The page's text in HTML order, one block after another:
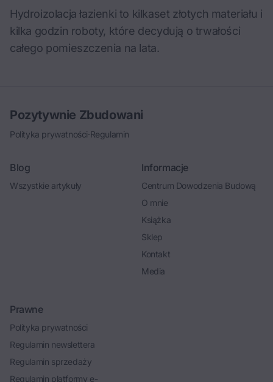
Hydroizolacja łazienki to kilkaset złotych materiału i
kilka godzin roboty, które decydują o trwałości
całego pomieszczenia na lata.
Pozytywnie Zbudowani
Polityka prywatności·Regulamin
Blog
Wszystkie artykuły
Informacje
Centrum Dowodzenia Budową
O mnie
Książka
Sklep
Kontakt
Media
Prawne
Polityka prywatności
Regulamin newslettera
Regulamin sprzedaży
Regulamin platformy e-